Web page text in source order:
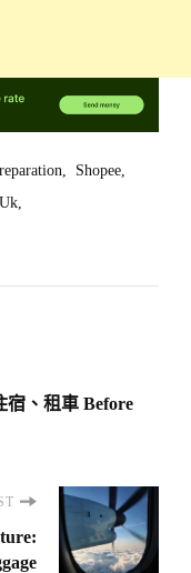
Shopee
宿、租車 Before